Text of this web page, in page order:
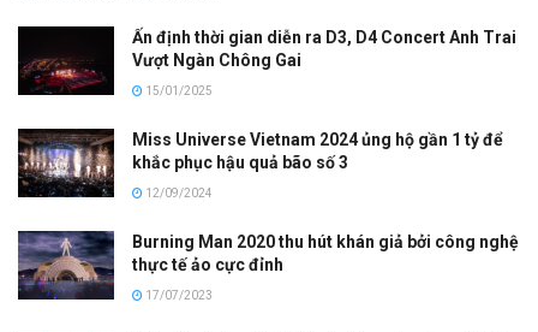
Ấn định thời gian diễn ra D3, D4 Concert Anh Trai
Vượt Ngàn Chông Gai
15/01/2025
Miss Universe Vietnam 2024 ủng hộ gần 1 tỷ để
khắc phục hậu quả bão số 3
12/09/2024
Burning Man 2020 thu hút khán giả bởi công nghệ
thực tế ảo cực đỉnh
17/07/2023